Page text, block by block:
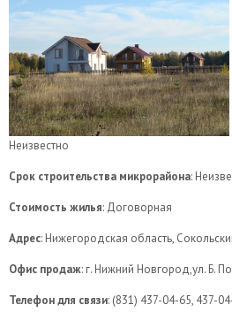
Неизвестно
Срок строительства микрорайона:
Стоимость жилья: Договорная
Адрес: Нижегородская область,
Офис продаж: г. Нижний Новгород,ул. Б.
Телефон для связи: (831) 437-04-65, 437-